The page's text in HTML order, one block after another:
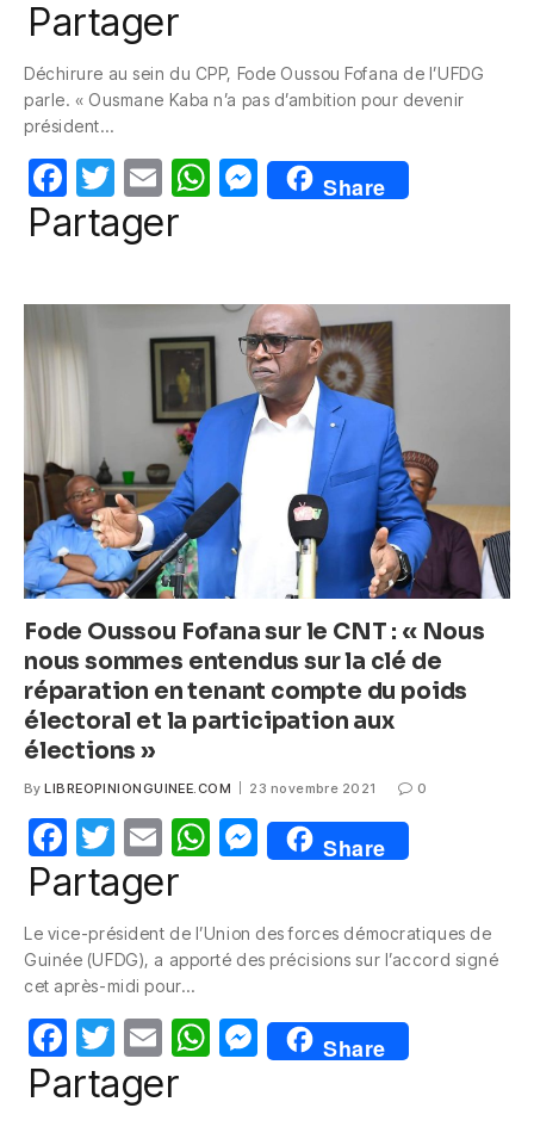
a
e
b
o
o
k
w
itt
er
m
s
p
p
e
e
g
er
Partager
Déchirure au sein du CPP, Fode Oussou Fofana de l’UFDG
parle. « Ousmane Kaba n’a pas d’ambition pour devenir
président…
F
a
o
k
T
w
itt
E
m
W
A
p
p
M
e
n
g
er
Share
Partager
Fode Oussou Fofana sur le CNT : « Nous
nous sommes entendus sur la clé de
réparation en tenant compte du poids
électoral et la participation aux
élections »
By LIBREOPINIONGUINEE.COM 23 novembre 2021 0
F
a
e
b
o
o
k
T
w
itt
er
E
m
W
s
p
p
M
e
e
g
er
Share
Partager
Le vice-président de l’Union des forces démocratiques de
Guinée (UFDG), a apporté des précisions sur l’accord signé
cet après-midi pour…
F
a
T
w
itt
E
m
W M
e
Share
Partager